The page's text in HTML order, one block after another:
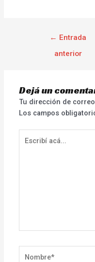
← Entrada
anterior
Dejá un
Tu dirección de
Los campos
acá...